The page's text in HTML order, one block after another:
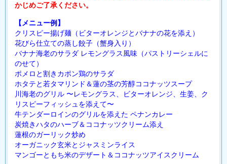
かじめご了承ください。
【メニュー例】
クリスピー揚げ麺（ビターオレンジとバナナの花を添え）
花びら仕立ての蒸し餃子（蟹身入り）
バナナ海老のサラダ レモングラス風味（パストリーシェルに
のせて）
ポメロと割きカポン鶏のサラダ
ホタテと若タマリンド＆蓮の茎の芳醇ココナッツスープ
川海老のグリル 〜レモングラス、ビターオレンジ、生姜、ク
リスピーフィッシュを添えて〜
牛テンダーロインのグリルを添えた ペナンカレー
炭焼きハタのハーブ＆ココナッツクリーム添え
蓮根のガーリック炒め
オーガニック玄米とジャスミンライス
マンゴーともち米のデザート＆ココナッツアイスクリーム